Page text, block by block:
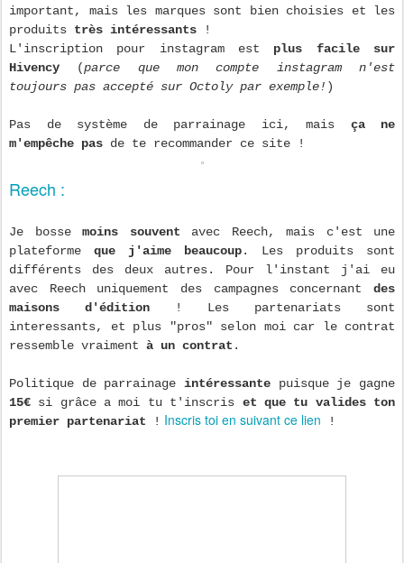
important, mais les marques sont bien choisies et les
produits très intéressants !
L'inscription pour instagram est plus facile sur
Hivency
(parce que mon compte instagram n'est
toujours pas accepté sur Octoly par exemple! )
Pas de système de parrainage ici, mais ça ne
m'empêche pas de te recommander ce site !
Reech :
Je bosse moins souvent avec Reech, mais c'est une
plateforme que j'aime beaucoup. Les produits sont
différents des deux autres. Pour l'instant j'ai eu
avec Reech uniquement des campagnes concernant des
maisons d'édition ! Les partenariats sont
interessants, et plus "pros" selon moi car le contrat
ressemble vraiment à un contrat .
Politique de parrainage intéressante puisque je gagne
15€ si grâce a moi tu t'inscris et que tu valides ton
premier partenariat ! Inscris toi en suivant ce lien !